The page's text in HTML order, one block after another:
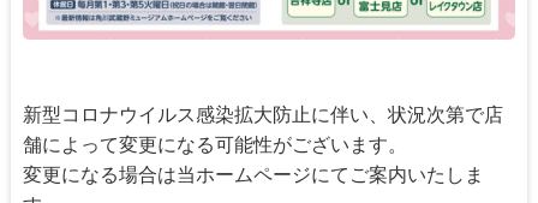
新型コロナウイルス感染拡大防止に伴い、状況次第で店
舗によって変更になる可能性がございます。
変更になる場合は当ホームページにてご案内いたしま